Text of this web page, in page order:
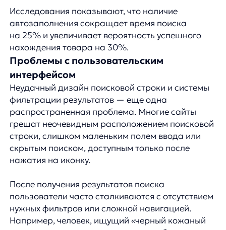
цвету или размеру. В результате 45%
пользователей отказываются от дальнейшего
взаимодействия с сайтом, если не могут быстро
найти нужную информацию среди результатов
Отсутствие релевантных результатов
Даже если поиск находит товары, они не всегда
соответствуют ожиданиям пользователя.
Нерелевантные результаты могут появляться из-
за плохого ранжирования, когда наиболее
подходящие товары оказываются на второй или
третьей странице выдачи, а не в начале списка.
Статистика показывает, что 90% пользователей
просматривают только первую страницу
покупатель может решить, что нужного товара
на сайте нет, даже если это не так.
Как улучшить поиск на сайте